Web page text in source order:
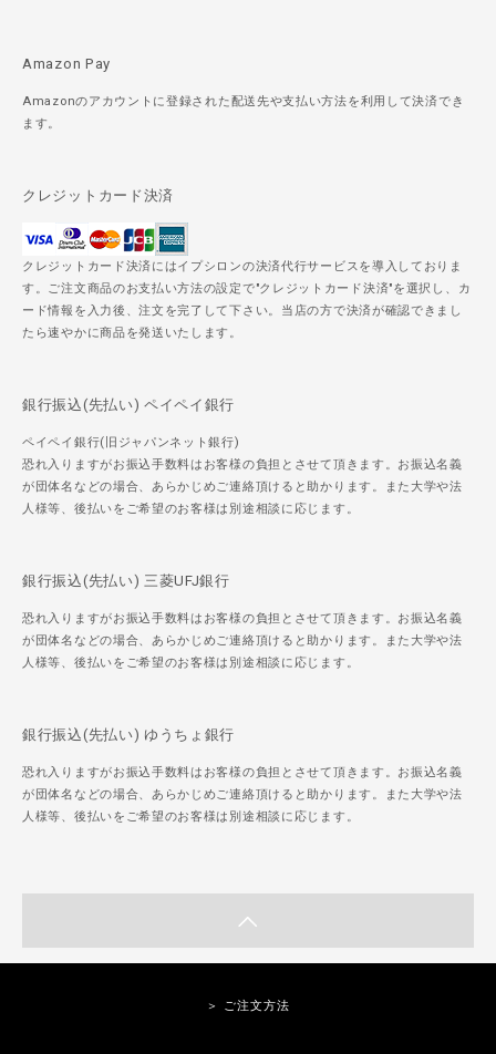
Amazon Pay
Amazonのアカウントに登録された配送先や支払い方法を利用して決済でき
ます。
クレジットカード決済
クレジットカード決済にはイプシロンの決済代行サービスを導入しておりま
す。ご注文商品のお支払い方法の設定で"クレジットカード決済"を選択し、カ
ード情報を入力後、注文を完了して下さい。当店の方で決済が確認できまし
たら速やかに商品を発送いたします。
銀行振込(先払い) ペイペイ銀行
ペイペイ銀行(旧ジャパンネット銀行)
恐れ入りますがお振込手数料はお客様の負担とさせて頂きます。お振込名義
が団体名などの場合、あらかじめご連絡頂けると助かります。また大学や法
人様等、後払いをご希望のお客様は別途相談に応じます。
銀行振込(先払い) 三菱UFJ銀行
恐れ入りますがお振込手数料はお客様の負担とさせて頂きます。お振込名義
が団体名などの場合、あらかじめご連絡頂けると助かります。また大学や法
人様等、後払いをご希望のお客様は別途相談に応じます。
銀行振込(先払い) ゆうちょ銀行
恐れ入りますがお振込手数料はお客様の負担とさせて頂きます。お振込名義
が団体名などの場合、あらかじめご連絡頂けると助かります。また大学や法
人様等、後払いをご希望のお客様は別途相談に応じます。
＞ ご注文方法